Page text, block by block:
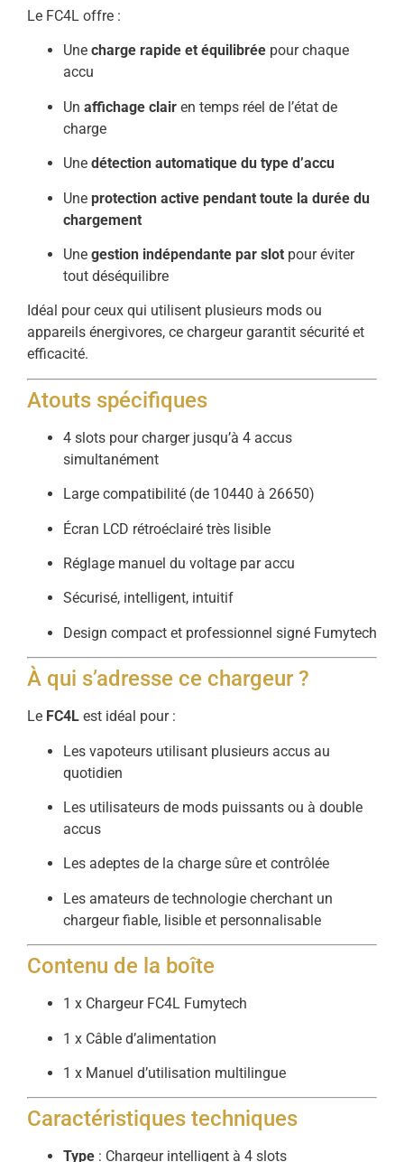
Le FC4L offre :
Une charge rapide et équilibrée pour chaque
accu
Un affichage clair en temps réel de l’état de
charge
Une détection automatique du type d’accu
Une protection active pendant toute la durée du
chargement
Une gestion indépendante par slot pour éviter
tout déséquilibre
Idéal pour ceux qui utilisent plusieurs mods ou
appareils énergivores, ce chargeur garantit sécurité et
efficacité.
Atouts spécifiques
4 slots pour charger jusqu’à 4 accus
simultanément
Large compatibilité (de 10440 à 26650)
Écran LCD rétroéclairé très lisible
Réglage manuel du voltage par accu
Sécurisé, intelligent, intuitif
Design compact et professionnel signé Fumytech
À qui s’adresse ce chargeur ?
Le FC4L est idéal pour :
Les vapoteurs utilisant plusieurs accus au
quotidien
Les utilisateurs de mods puissants ou à double
accus
Les adeptes de la charge sûre et contrôlée
Les amateurs de technologie cherchant un
chargeur fiable, lisible et personnalisable
Contenu de la boîte
1 x Chargeur FC4L Fumytech
1 x Câble d’alimentation
1 x Manuel d’utilisation multilingue
Caractéristiques techniques
Type : Chargeur intelligent à 4 slots